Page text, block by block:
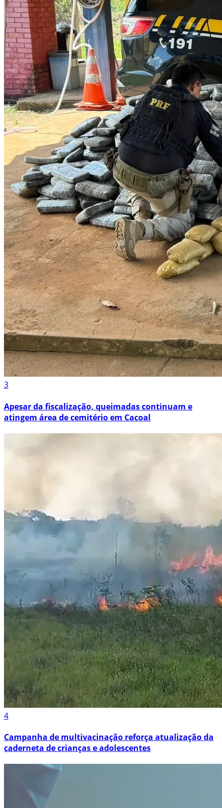
3
Apesar da fiscalização, queimadas continuam e
atingem área de cemitério em Cacoal
4
Campanha de multivacinação reforça atualização da
caderneta de crianças e adolescentes